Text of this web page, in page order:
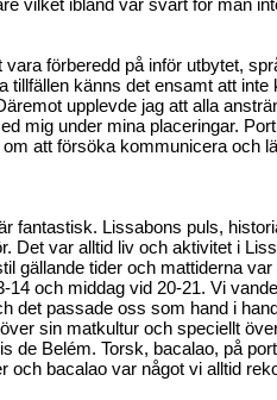
vara förberedd på inför utbytet,
tillfällen känns det ensamt att inte
upplevde jag att alla
mig under mina placeringar.
att försöka kommunicera och
fantastisk. Lissabons puls,
Det var alltid liv och aktivitet i
gällande tider och mattiderna
14 och middag vid 20-21. Vi
det passade oss som hand i
sin matkultur och speciellt
de Belém. Torsk, bacalao, på
och bacalao var något vi alltid